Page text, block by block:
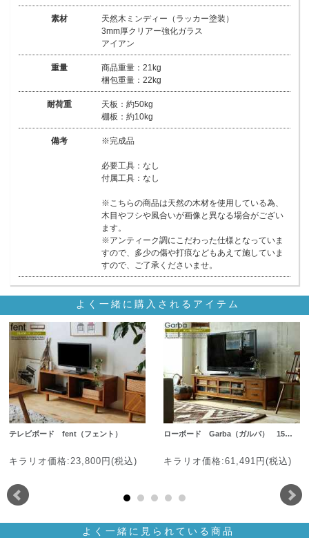
素材
天然木ミンディー（ラッカー塗装）
3mm厚クリアー強化ガラス
アイアン
重量
商品重量：21kg
梱包重量：22kg
耐荷重
天板：約50kg
棚板：約10kg
備考 ※完成品
必要工具：なし
付属工具：なし
※こちらの商品は天然の木材を使用している為、
木目やフシや風合いが画像と異なる場合がござい
ます。
※アンティーク調にこだわった仕様となっていま
すので、多少の傷や打痕などもあえて施していま
すので、ご了承くださいませ。
よく一緒に購入されるアイテム
テレビボード fent（フェント）
キラリオ価格:23,800円(税込)
ローボード Garba（ガルバ） 15…
キラリオ価格:61,491円(税込)
よく一緒に見られている商品